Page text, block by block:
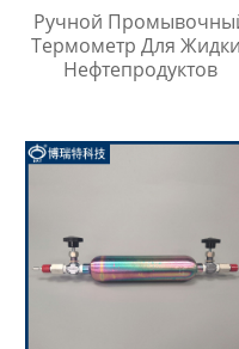
Ручной
Термометр Для
Нефтепродуктов